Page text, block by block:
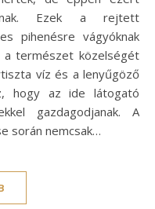
Ezek a rejtett
pihenésre vágyóknak
a természet közelségét
víz és a lenyűgöző
hogy az ide látogató
gazdagodjanak. A
során nemcsak…